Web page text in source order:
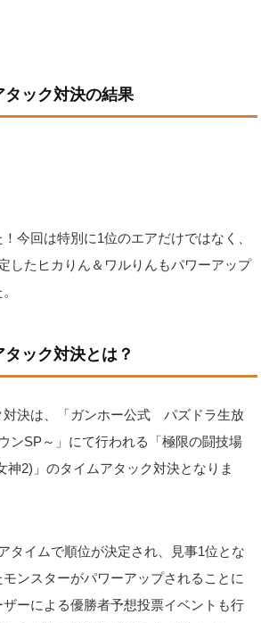
タック対決の結果
今回は特別に1位のエアだけではなく、
したヒカりん＆ワルりんもパワーアップ
ック対決とは？
対決は、「ガンホー公式 パズドラ生放
ンSP～」にて行われる「極限の闘技場
神2)」のタイムアタック対決となりま
タイムで順位が決定され、見事1位とな
ンスターがパワーアップされることに
ーによる優勝者予想投票イベントも行